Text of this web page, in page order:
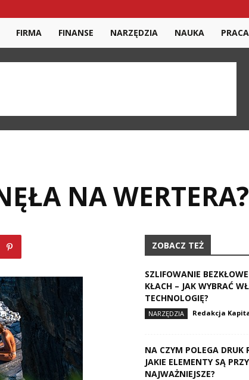
FIRMA FINANSE NARZĘDZIA NAUKA PRACA
NA WERTERA?
ZOBACZ TEŻ
SZLIFOWANIE
KŁACH – JAK WYBRAĆ
TECHNOLOGIĘ?
NARZĘDZIA Redakcja
NA CZYM POLEGA DRUK
JAKIE ELEMENTY SĄ
NAJWAŻNIEJSZE?